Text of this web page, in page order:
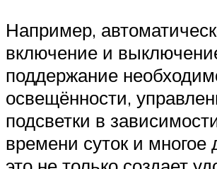
Например,
включение и
поддержание
освещённости,
подсветки в
времени суток и многое